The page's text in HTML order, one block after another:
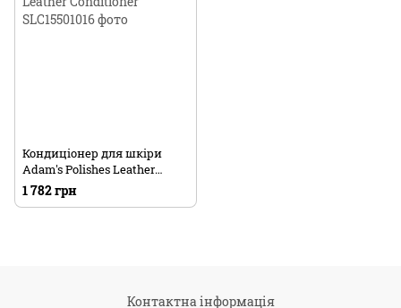
Кондиціонер для шкіри
Adam's Polishes Leather
Conditioner
1 782 грн
Контактна інформація